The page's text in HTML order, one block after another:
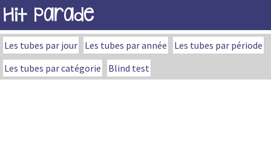
Hit Parade
Les tubes par jour Les tubes par année
Les tubes par période
Les tubes par catégorie
Blind test